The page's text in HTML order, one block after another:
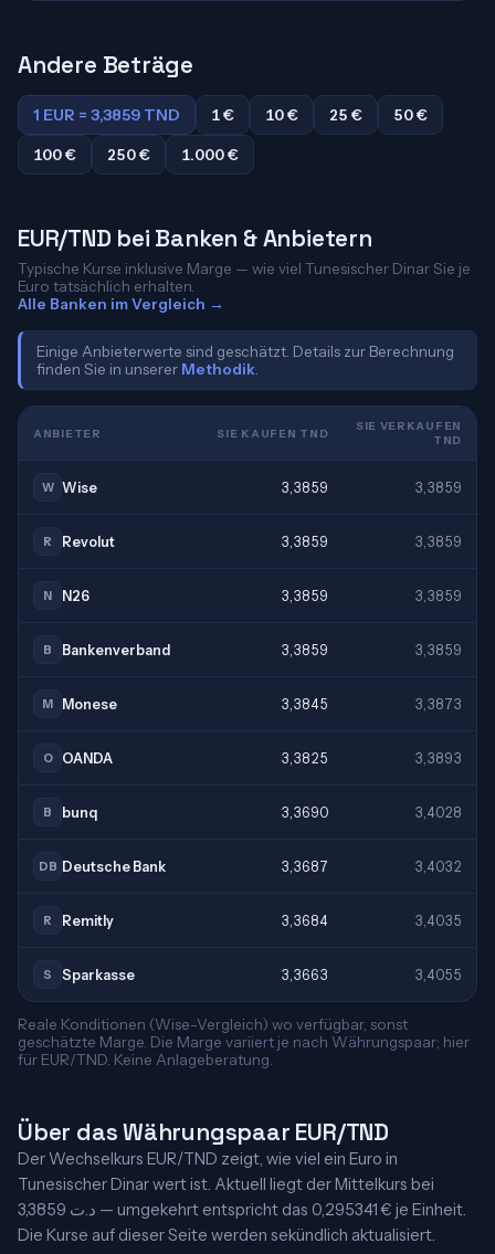
Andere Beträge
1 EUR = 3,3859 TND 1 € 10 € 25 €
50 €
100 €
250 € 1.000 €
EUR/TND bei Banken & Anbietern
Typische Kurse inklusive Marge — wie viel Tunesischer Dinar Sie je
Euro tatsächlich erhalten.
Alle Banken im Vergleich →
Einige Anbieterwerte sind geschätzt. Details zur Berechnung
finden Sie in unserer Methodik
ANBIETER SIE KAUFEN TND
SIE VERKAUFEN
TND
W Wise 3,3859 3,3859
R Revolut 3,3859 3,3859
N N26 3,3859 3,3859
B Bankenverband 3,3859 3,3859
M Monese 3,3845 3,3873
O OANDA 3,3825 3,3893
B bunq 3,3690 3,4028
DB Deutsche Bank 3,3687 3,4032
R Remitly 3,3684 3,4035
S Sparkasse 3,3663 3,4055
Reale Konditionen (Wise-Vergleich) wo verfügbar, sonst
geschätzte Marge. Die Marge variiert je nach Währungspaar; hier
für EUR/TND. Keine Anlageberatung.
Über das Währungspaar EUR/TND
Der Wechselkurs EUR/TND zeigt, wie viel ein Euro in
Tunesischer Dinar wert ist. Aktuell liegt der Mittelkurs bei
3,3859 د.ت — umgekehrt entspricht das 0,295341 € je Einheit.
Die Kurse auf dieser Seite werden sekündlich aktualisiert.